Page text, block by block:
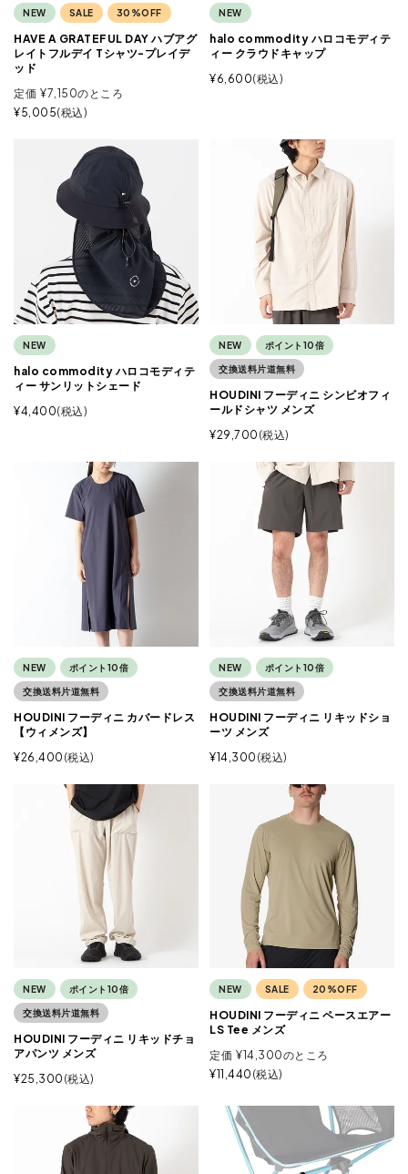
NEW SALE 30%OFF
HAVE A GRATEFUL DAY ハブアグ
レイトフルデイ Tシャツ-プレイデ
ッド
定価 ¥7,150のところ
¥5,005 税込
NEW
halo commodity ハロコモディテ
ィー クラウドキャップ
¥6,600 税込
NEW
halo commodity ハロコモディテ
ィー サンリットシェード
¥4,400 税込
NEW ポイント10倍
交換送料片道無料
HOUDINI フーディニ シンビオフィ
ールドシャツ メンズ
¥29,700 税込
NEW ポイント10倍
交換送料片道無料
HOUDINI フーディニ カバードレス
【ウィメンズ】
¥26,400 税込
NEW ポイント10倍
交換送料片道無料
HOUDINI フーディニ リキッドショ
ーツ メンズ
¥14,300 税込
NEW ポイント10倍
交換送料片道無料
HOUDINI フーディニ リキッドチョ
アパンツ メンズ
¥25,300 税込
NEW SALE 20%OFF
HOUDINI フーディニ ペースエアー
LS Tee メンズ
定価 ¥14,300のところ
¥11,440 税込